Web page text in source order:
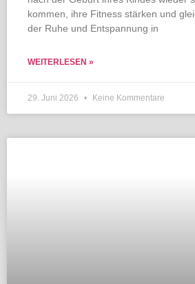
kommen, ihre Fitness stärken und
der Ruhe und Entspannung in
WEITERLESEN »
29. Juni 2026 Keine Kommentare